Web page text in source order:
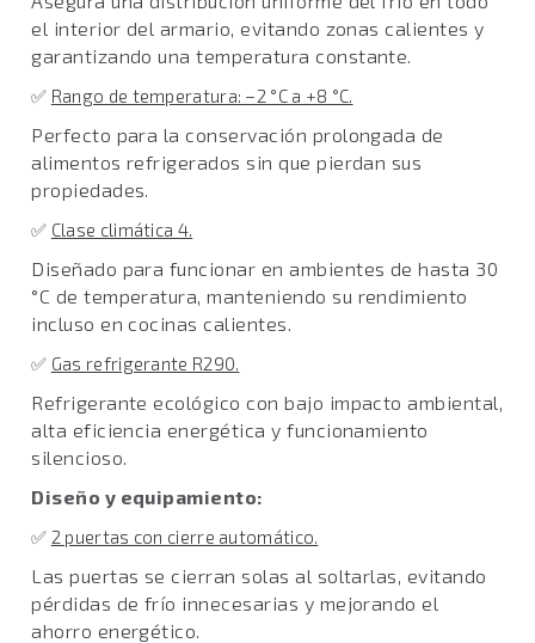
el interior del armario, evitando zonas calientes y
garantizando una temperatura constante.
✅ Rango de temperatura: –2 °C a +8 °C.
Perfecto para la conservación prolongada de
alimentos refrigerados sin que pierdan sus
propiedades.
✅ Clase climática 4.
Diseñado para funcionar en ambientes de hasta 30
°C de temperatura, manteniendo su rendimiento
incluso en cocinas calientes.
✅ Gas refrigerante R290.
Refrigerante ecológico con bajo impacto ambiental,
alta eficiencia energética y funcionamiento
silencioso.
Diseño y equipamiento:
✅ 2 puertas con cierre automático.
Las puertas se cierran solas al soltarlas, evitando
pérdidas de frío innecesarias y mejorando el
ahorro energético.